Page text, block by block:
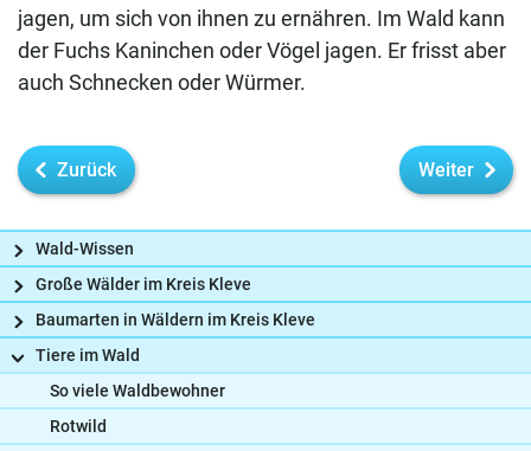
jagen, um sich von ihnen zu ernähren. Im Wald kann
der Fuchs Kaninchen oder Vögel jagen. Er frisst aber
auch Schnecken oder Würmer.
Zurück Weiter
Wald-Wissen
Große Wälder im Kreis Kleve
Baumarten in Wäldern im Kreis Kleve
Tiere im Wald
So viele Waldbewohner
Rotwild
Frag uns